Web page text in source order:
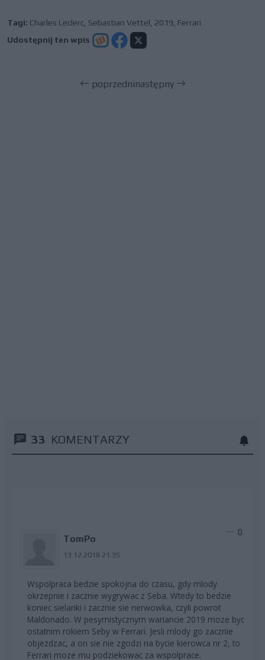
Tagi: Charles Leclerc Sebastian Vettel 2019 Ferrari
Udostępnij ten wpis
poprzedninastępny
33 KOMENTARZY
TomPo
13.12.2018 21:35
0
Wspolpraca bedzie spokojna do czasu, gdy mlody
okrzepnie i zacznie wygrywac z Seba. Wtedy to bedzie
koniec sielanki i zacznie sie nerwowka, czyli powrot
Maldonado. W pesymistycznym wariancie 2019 moze byc
ostatnim rokiem Seby w Ferrari. Jesli mlody go zacznie
objezdzac, a on sie nie zgodzi na bycie kierowca nr 2, to
Ferrari moze mu podziekowac za wspolprace.